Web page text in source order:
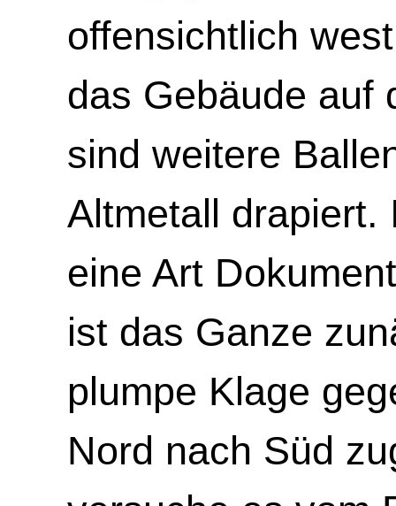
offensichtlich
das Gebäude auf
sind weitere
Altmetall drapiert.
eine Art
ist das Ganze
plumpe Klage
Nord nach Süd